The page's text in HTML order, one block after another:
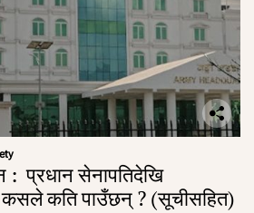
: प्रधान सेनापतिदेखि
कसले कति पाउँछन् ? (सूचीसहित)